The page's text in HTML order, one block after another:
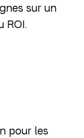
sur un
ROI.
pour les